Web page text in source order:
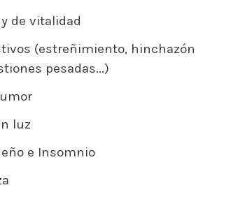
de vitalidad
(estreñimiento, hinchazón
pesadas...)
luz
e Insomnio